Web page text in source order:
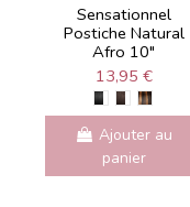
Sensationnel
Postiche Natural
Afro 10"
13,95 €
Ajouter au
panier